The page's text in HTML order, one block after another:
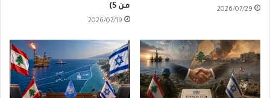
2026/07/29
من 5)
2026/07/19